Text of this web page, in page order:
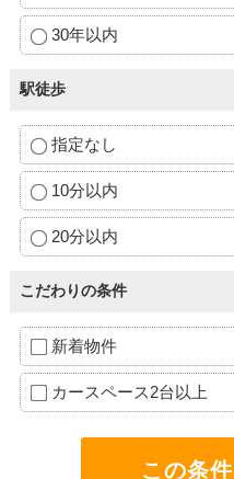
30年以内
駅徒歩
指定なし
10分以内
20分以内
こだわりの条件
新着物件
カースペース2台以上